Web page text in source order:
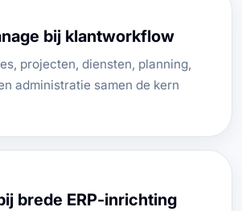
bij klantworkflow
projecten, diensten, planning,
administratie samen de kern
brede ERP-inrichting